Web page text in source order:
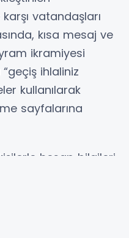
karşı vatandaşları
kısa mesaj ve
ikramiyesi
“geçiş ihlaliniz
kullanılarak
sayfalarına
hesap bilgileri,